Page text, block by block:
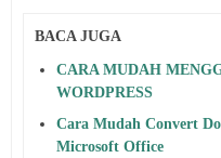
BACA JUGA
CARA MUDAH
WORDPRESS
Cara Mudah Convert
Microsoft Office